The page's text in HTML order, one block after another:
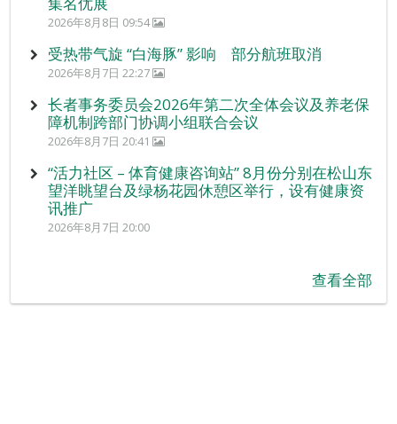
2026年8月8日 09:54
受热带气旋 “白海豚” 影响 部分航班取消
2026年8月7日 22:27
长者事务委员会2026年第二次全体会议及养老保
障机制跨部门协调小组联合会议
2026年8月7日 20:41
“活力社区 – 体育健康咨询站” 8月份分别在松山东
望洋眺望台及绿杨花园休憩区举行，设有健康资
讯推广
2026年8月7日 20:00
查看全部